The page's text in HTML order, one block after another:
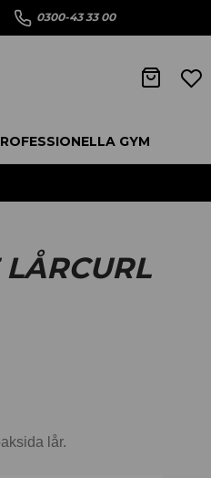
0300-43 33 00
GYM
lår.